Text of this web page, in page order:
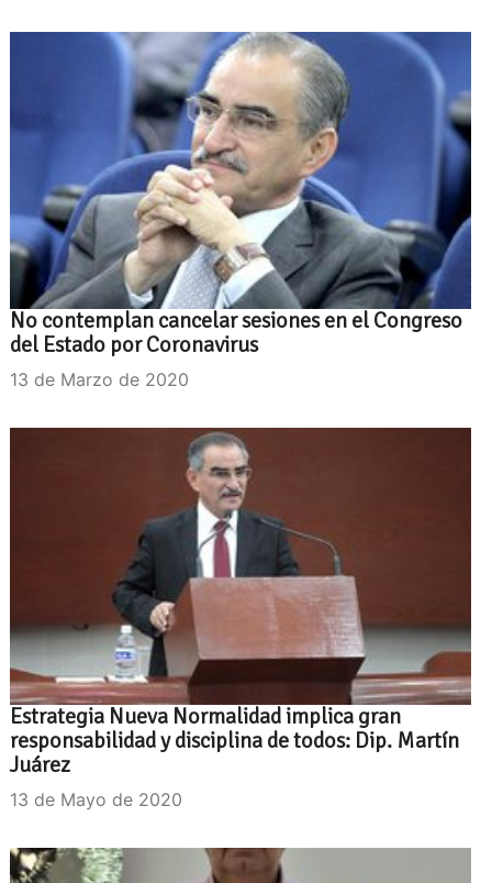
No contemplan cancelar sesiones en el Congreso
del Estado por Coronavirus
13 de Marzo de 2020
Estrategia Nueva Normalidad implica gran
responsabilidad y disciplina de todos: Dip. Martín
Juárez
13 de Mayo de 2020